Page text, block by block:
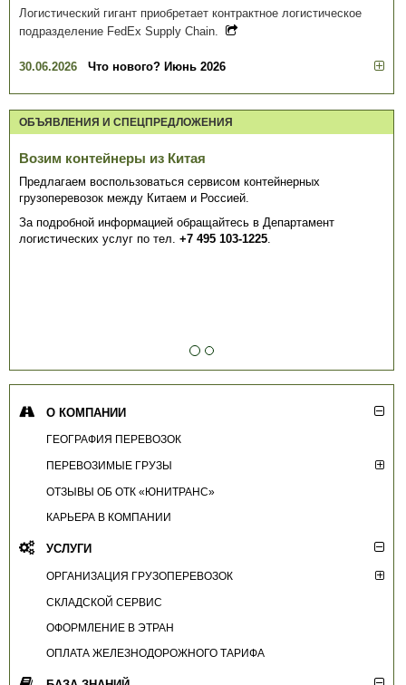
Логистический гигант приобретает контрактное логистическое
подразделение FedEx Supply Chain.
30.06.2026 Что нового? Июнь 2026
ОБЪЯВЛЕНИЯ И СПЕЦПРЕДЛОЖЕНИЯ
Возим контейнеры из Китая
Предлагаем воспользоваться сервисом контейнерных
грузоперевозок между Китаем и Россией.
За подробной информацией обращайтесь в Департамент
логистических услуг по тел. +7 495 103-1225.
О КОМПАНИИ
ГЕОГРАФИЯ ПЕРЕВОЗОК
ПЕРЕВОЗИМЫЕ ГРУЗЫ
ОТЗЫВЫ ОБ ОТК «ЮНИТРАНС»
КАРЬЕРА В КОМПАНИИ
УСЛУГИ
ОРГАНИЗАЦИЯ ГРУЗОПЕРЕВОЗОК
СКЛАДСКОЙ СЕРВИС
ОФОРМЛЕНИЕ В ЭТРАН
ОПЛАТА ЖЕЛЕЗНОДОРОЖНОГО ТАРИФА